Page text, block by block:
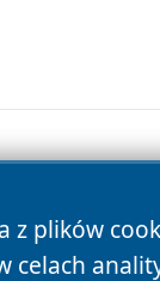
z plików
celach